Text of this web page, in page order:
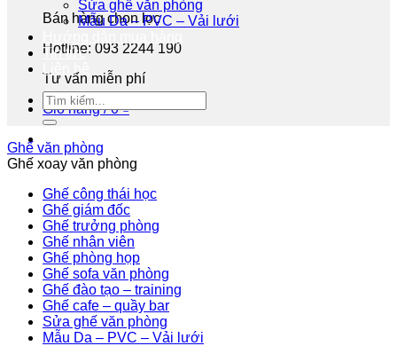
Bán hàng chọn lọc
Hotline: 093 2244 190
Tư vấn miễn phí
Giỏ hàng /0₫
Sửa ghế văn phòng
Mẫu Da – PVC – Vải lưới
Tin tức
Liên hệ
Ghế văn phòng
Ghế xoay văn phòng
Ghế công thái học
Ghế giám đốc
Ghế trưởng phòng
Ghế nhân viên
Ghế phòng họp
Ghế sofa văn phòng
Ghế đào tạo – training
Ghế cafe – quầy bar
Sửa ghế văn phòng
Mẫu Da – PVC – Vải lưới